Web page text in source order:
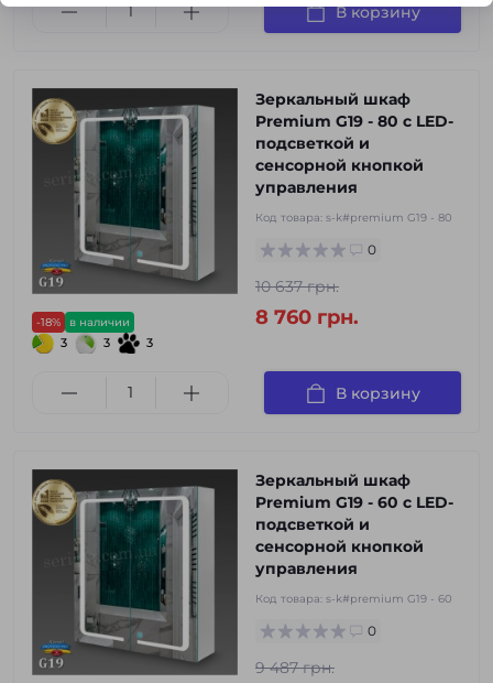
В корзину
-18% в наличии
3 3 3
Зеркальный шкаф
Premium G19 - 80 с LED-
подсветкой и
сенсорной кнопкой
управления
Код товара: s-k#premium G19 - 80
0
10 637 грн.
8 760 грн.
В корзину
Зеркальный шкаф
Premium G19 - 60 с LED-
подсветкой и
сенсорной кнопкой
управления
Код товара: s-k#premium G19 - 60
0
9 487 грн.